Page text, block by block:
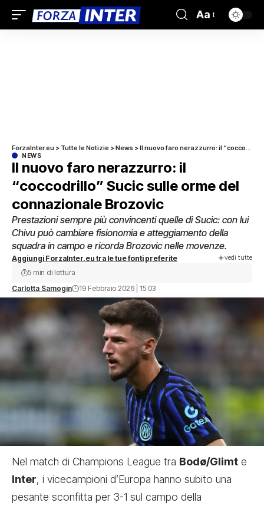
Aa
ForzaInter.eu > Tutte le Notizie >News >Il nuovo faro nerazzurro: il “coccodrillo” Sucic sulle orme del connazionale Brozovic
NEWS
Il nuovo faro nerazzurro: il
“coccodrillo” Sucic sulle orme del
connazionale Brozovic
Prestazioni sempre più convincenti quelle di Sucic: con lui
Chivu può cambiare fisionomia e atteggiamento della
squadra in campo e ricorda Brozovic nelle movenze.
Aggiungi ForzaInter.eu tra le tue fonti preferite vedi tutte
Carlotta Samogin 19 Febbraio 2026 | 15:03
5 min di lettura
Nel match di Champions League tra Bodø/Glimt e
Inter, i vicecampioni d’Europa hanno subito una
pesante sconfitta per 3-1 sul campo della